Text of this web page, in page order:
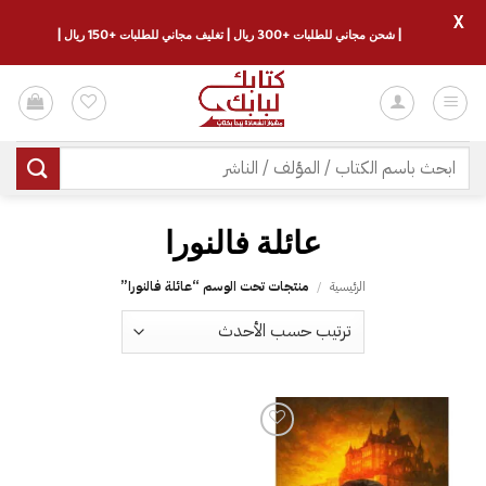
للمحتوى
البحث
عن:
الرئيسية / منتجات تحت الوسم “‎عائلة فالنورا‎”
إضافة
إلى
| شحن مجاني للطلبات +300 ريال | تغليف مجاني للطلبات +150 ريال |
X